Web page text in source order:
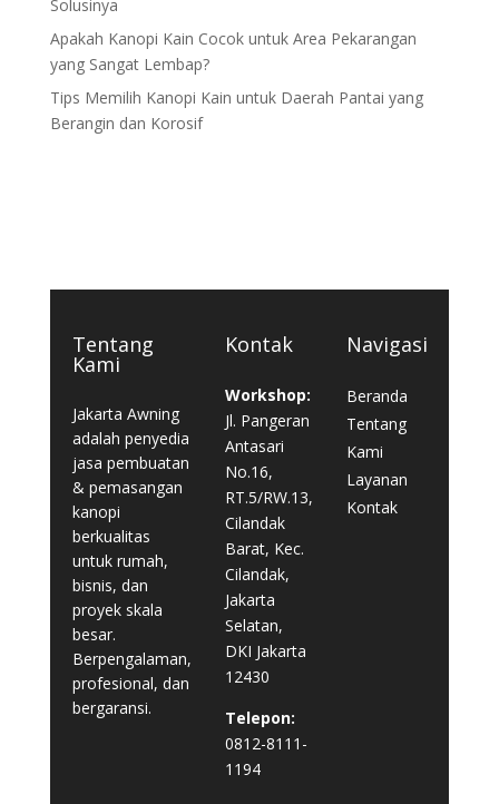
Solusinya
Apakah Kanopi Kain Cocok untuk Area Pekarangan
yang Sangat Lembap?
Tips Memilih Kanopi Kain untuk Daerah Pantai yang
Berangin dan Korosif
Tentang
Kami
Jakarta Awning
adalah penyedia
jasa pembuatan
& pemasangan
kanopi
berkualitas
untuk rumah,
bisnis, dan
proyek skala
besar.
Berpengalaman,
profesional, dan
bergaransi.
Kontak
Workshop:
Jl. Pangeran
Antasari
No.16,
RT.5/RW.13,
Cilandak
Barat, Kec.
Cilandak,
Jakarta
Selatan,
DKI Jakarta
12430
Telepon:
0812-8111-
1194
Navigasi
Beranda
Tentang
Kami
Layanan
Kontak